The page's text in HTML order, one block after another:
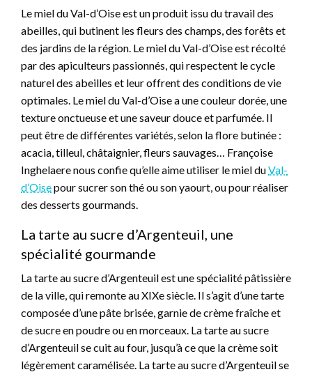
Le miel du Val-d’Oise est un produit issu du travail des
abeilles, qui butinent les fleurs des champs, des forêts et
des jardins de la région. Le miel du Val-d’Oise est récolté
par des apiculteurs passionnés, qui respectent le cycle
naturel des abeilles et leur offrent des conditions de vie
optimales. Le miel du Val-d’Oise a une couleur dorée, une
texture onctueuse et une saveur douce et parfumée. Il
peut être de différentes variétés, selon la flore butinée :
acacia, tilleul, châtaignier, fleurs sauvages… Françoise
Inghelaere nous confie qu’elle aime utiliser le miel duVal-
d’Oisepour sucrer son thé ou son yaourt, ou pour réaliser
des desserts gourmands.
La tarte au sucre d’Argenteuil, une
spécialité gourmande
La tarte au sucre d’Argenteuil est une spécialité pâtissière
de la ville, qui remonte au XIXe siècle. Il s’agit d’une tarte
composée d’une pâte brisée, garnie de crème fraîche et
de sucre en poudre ou en morceaux. La tarte au sucre
d’Argenteuil se cuit au four, jusqu’à ce que la crème soit
légèrement caramélisée. La tarte au sucre d’Argenteuil se